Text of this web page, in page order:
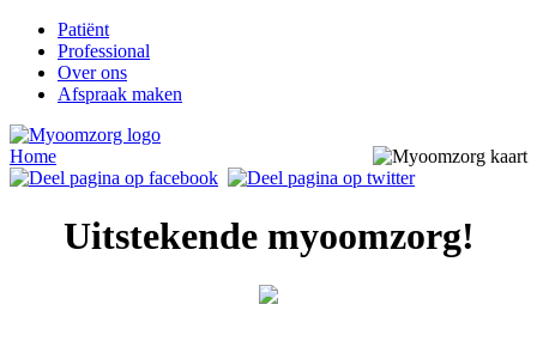
Patiënt
Professional
Over ons
Afspraak maken
Home
Uitstekende myoomzorg!